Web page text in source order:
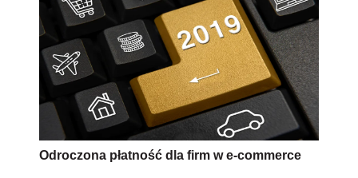
Odroczona płatność dla firm w e-commerce